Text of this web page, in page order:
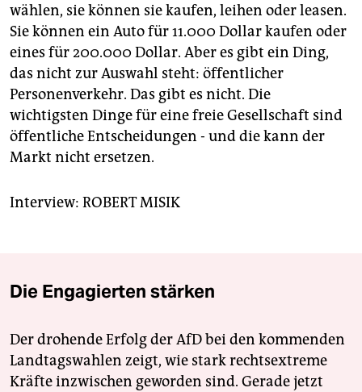
wählen, sie können sie kaufen, leihen oder leasen.
Sie können ein Auto für 11.000 Dollar kaufen oder
eines für 200.000 Dollar. Aber es gibt ein Ding,
das nicht zur Auswahl steht: öffentlicher
Personenverkehr. Das gibt es nicht. Die
wichtigsten Dinge für eine freie Gesellschaft sind
öffentliche Entscheidungen - und die kann der
Markt nicht ersetzen.
Interview: ROBERT MISIK
Die Engagierten stärken
Der drohende Erfolg der AfD bei den kommenden
Landtagswahlen zeigt, wie stark rechtsextreme
Kräfte inzwischen geworden sind. Gerade jetzt